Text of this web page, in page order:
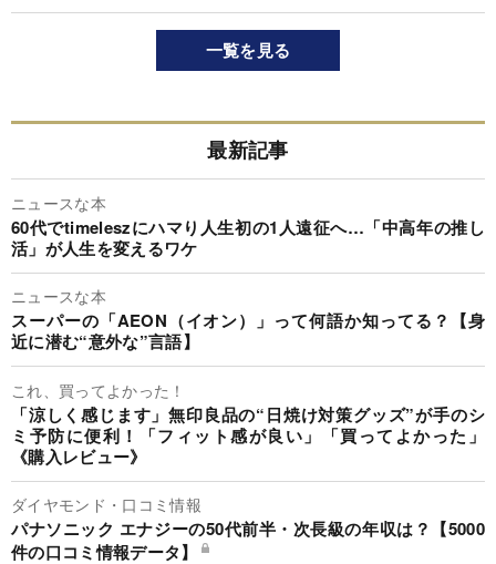
一覧を見る
最新記事
ニュースな本
60代でtimeleszにハマり人生初の1人遠征へ…「中高年の推し
活」が人生を変えるワケ
ニュースな本
スーパーの「AEON（イオン）」って何語か知ってる？【身
近に潜む“意外な”言語】
これ、買ってよかった！
「涼しく感じます」無印良品の“日焼け対策グッズ”が手のシ
ミ予防に便利！「フィット感が良い」「買ってよかった」
《購入レビュー》
ダイヤモンド・口コミ情報
パナソニック エナジーの50代前半・次長級の年収は？【5000
件の口コミ情報データ】